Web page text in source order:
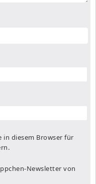
in diesem Browser für
Newsletter von